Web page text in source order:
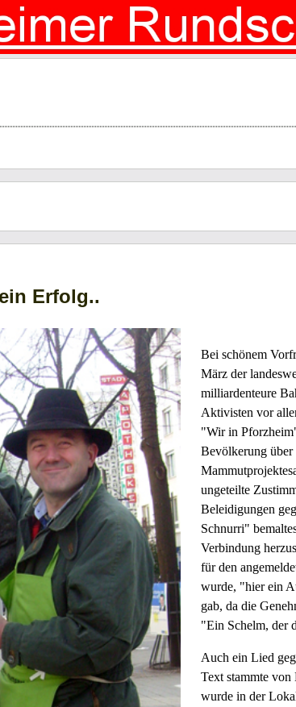
Erfolg..
Bei schönem
März der
milliardenteure
Aktivisten vor
"Wir in
Bevölkerung über
ungeteilte
Beleidigungen
Schnurri"
Verbindung
für den
wurde, "hier ein
gab, da die
"Ein Schelm, der
Auch ein Lied
Text stammte
wurde in der